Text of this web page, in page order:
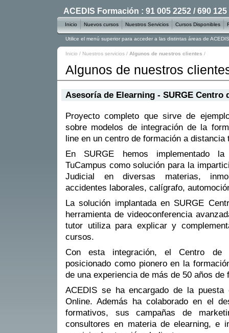
Inicio / Nuestros servicios / Algunos de nuestros clientes /
Algunos de nuestros
Asesoría de Elearning - SURGE Centro
Proyecto completo que sirve de
sobre modelos de integración de la
line en un centro de formación a distancia
En SURGE hemos implementado
TuCampus como solución para la
Judicial en diversas materias,
accidentes laborales, calígrafo,
La solución implantada en SURGE
herramienta de videoconferencia
tutor utiliza para explicar y
cursos.
Con esta integración, el Centro de
posicionado como pionero en la
de una experiencia de más de 50 años de
ACEDIS se ha encargado de la
Online. Además ha colaborado en el
formativos, sus campañas de
consultores en materia de elearning, e
ACEDIS Formación : 91 005 2252 / 690 125
Inicio Nuevos cursos Nuestros Servicios Cursos Disponibles
Utilice el menú superior para acceder a las distintas áreas de